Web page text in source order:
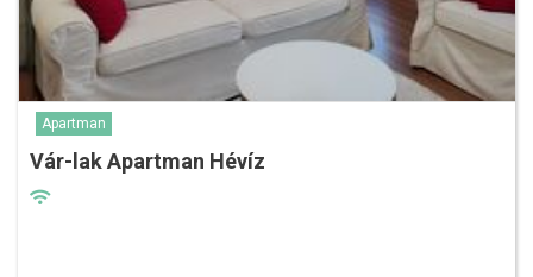
Apartman
Vár-lak Apartman Hévíz